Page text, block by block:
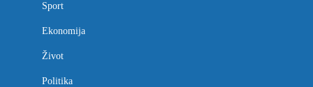
Sport
Ekonomija
Život
Politika